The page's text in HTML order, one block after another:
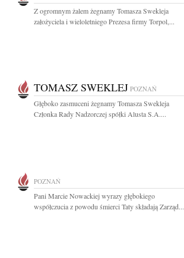
Z ogromnym żalem żegnamy Tomasza Swekleja
założyciela i wieloletniego Prezesa firmy Torpol,...
TOMASZ SWEKLEJ POZNAŃ
Głęboko zasmuceni żegnamy Tomasza Swekleja
Członka Rady Nadzorczej spółki Alusta S.A....
POZNAŃ
Pani Marcie Nowackiej wyrazy głębokiego
współczucia z powodu śmierci Taty składają Zarząd...